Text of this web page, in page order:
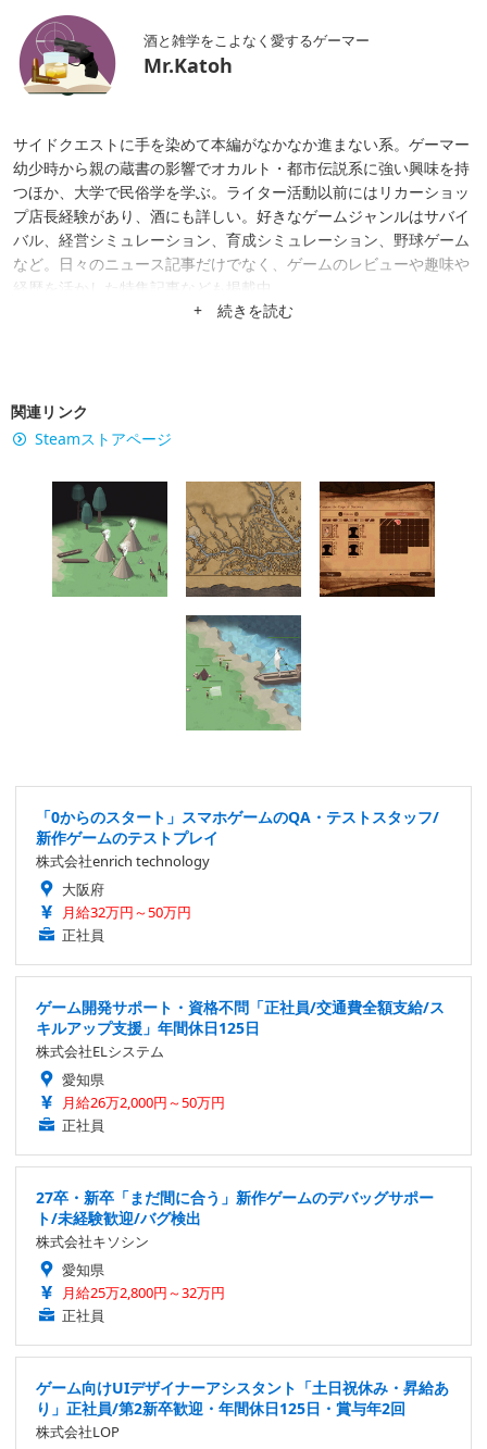
酒と雑学をこよなく愛するゲーマー
Mr.Katoh
サイドクエストに手を染めて本編がなかなか進まない系。ゲーマー
幼少時から親の蔵書の影響でオカルト・都市伝説系に強い興味を持
つほか、大学で民俗学を学ぶ。ライター活動以前にはリカーショッ
プ店長経験があり、酒にも詳しい。好きなゲームジャンルはサバイ
バル、経営シミュレーション、育成シミュレーション、野球ゲーム
など。日々のニュース記事だけでなく、ゲームのレビューや趣味や
経歴を活かした特集記事なども掲載中。
+ 続きを読む
関連リンク
Steamストアページ
「0からのスタート」スマホゲームのQA・テストスタッフ/
新作ゲームのテストプレイ
株式会社enrich technology
大阪府
月給32万円～50万円
正社員
ゲーム開発サポート・資格不問「正社員/交通費全額支給/ス
キルアップ支援」年間休日125日
株式会社ELシステム
愛知県
月給26万2,000円～50万円
正社員
27卒・新卒「まだ間に合う」新作ゲームのデバッグサポー
ト/未経験歓迎/バグ検出
株式会社キソシン
愛知県
月給25万2,800円～32万円
正社員
ゲーム向けUIデザイナーアシスタント「土日祝休み・昇給あ
り」正社員/第2新卒歓迎・年間休日125日・賞与年2回
株式会社LOP